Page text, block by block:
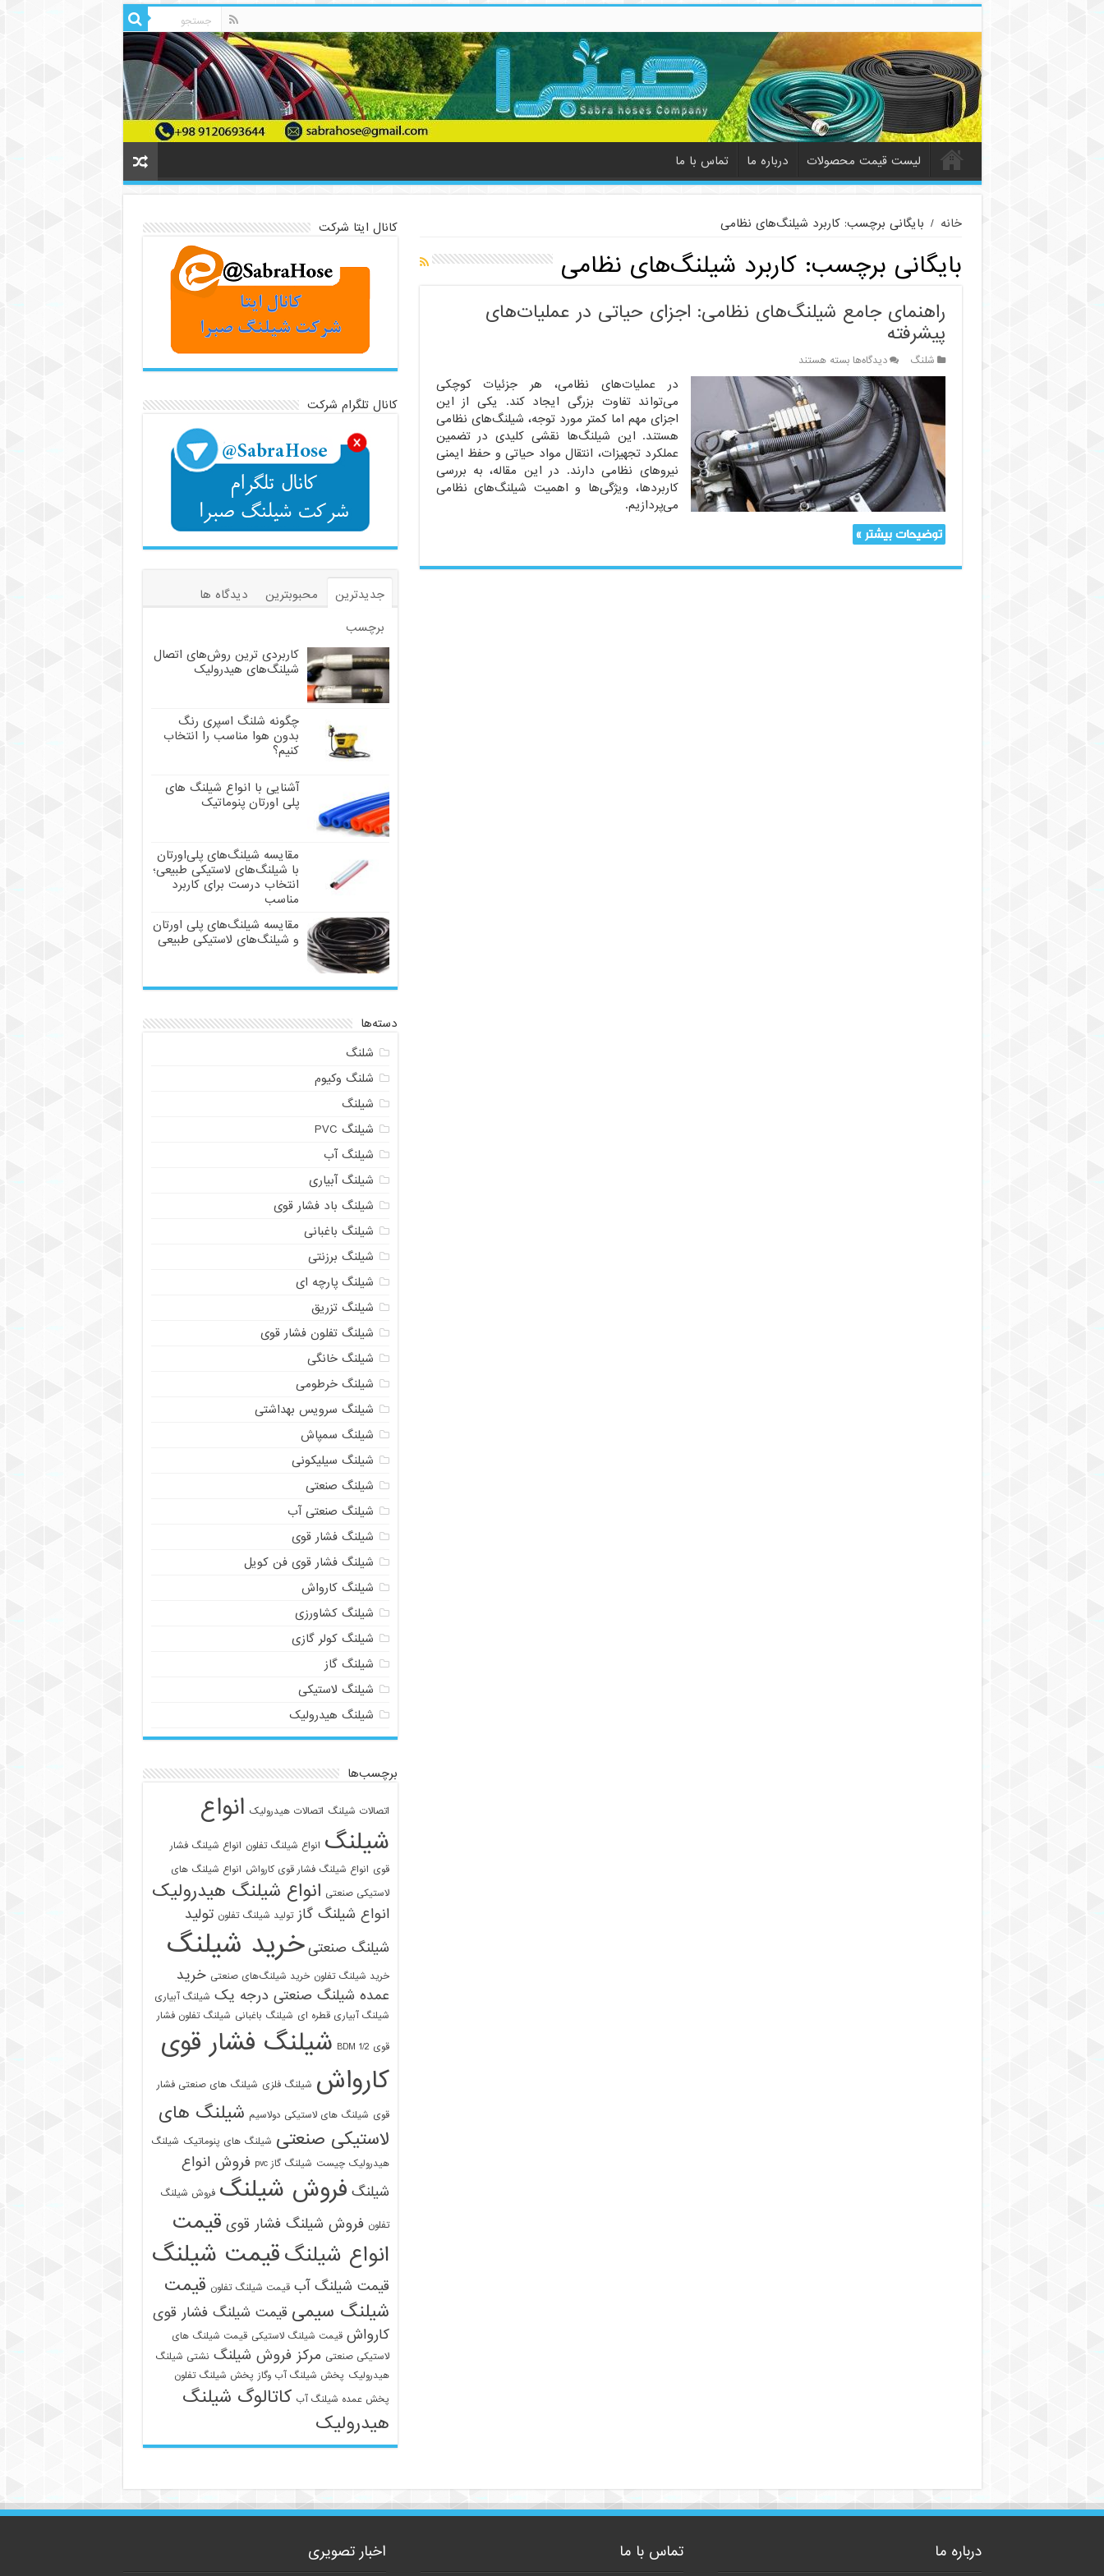
لیست قیمت محصولات درباره ما تماس با ما
خانه / بایگانی برچسب: کاربرد شیلنگ‌های نظامی
بایگانی برچسب:کاربرد شیلنگ‌های نظامی
راهنمای جامع شیلنگ‌های نظامی: اجزای حیاتی در عملیات‌های
پیشرفته
شلنگ دیدگاه‌هابرای
راهنمای
جامع
شیلنگ‌های
نظامی:
اجزای
حیاتی
در
عملیات‌های
پیشرفته
بسته هستند
در عملیات‌های نظامی، هر جزئیات کوچکی
می‌تواند تفاوت بزرگی ایجاد کند. یکی از این
اجزای مهم اما کمتر مورد توجه، شیلنگ‌های نظامی
هستند. این شیلنگ‌ها نقشی کلیدی در تضمین
عملکرد تجهیزات، انتقال مواد حیاتی و حفظ ایمنی
نیروهای نظامی دارند. در این مقاله، به بررسی
کاربردها، ویژگی‌ها و اهمیت شیلنگ‌های نظامی
می‌پردازیم.
توضیحات بیشتر »
کانال ایتا شرکت
کانال تلگرام شرکت
جدیدترین محبوبترین
دیدگاه ها
برچسب
کاربردی ترین روش‌های اتصال
شیلنگ‌های هیدرولیک
چگونه شلنگ اسپری رنگ
بدون هوا مناسب را انتخاب
کنیم؟
آشنایی با انواع شیلنگ های
پلی اورتان پنوماتیک
مقایسه شیلنگ‌های پلی‌اورتان
با شیلنگ‌های لاستیکی طبیعی؛
انتخاب درست برای کاربرد
مناسب
مقایسه شیلنگ‌های پلی اورتان
و شیلنگ‌های لاستیکی طبیعی
دسته‌ها
شلنگ
شلنگ وکیوم
شیلنگ
شیلنگ PVC
شیلنگ آب
شیلنگ آبیاری
شیلنگ باد فشار قوی
شیلنگ باغبانی
شیلنگ برزنتی
شیلنگ پارچه‌ ای
شیلنگ تزریق
شیلنگ تفلون فشار قوی
شیلنگ خانگی
شیلنگ خرطومی
شیلنگ سرویس بهداشتی
شیلنگ سمپاش
شیلنگ سیلیکونی
شیلنگ صنعتی
شیلنگ صنعتی آب
شیلنگ فشار قوی
شیلنگ فشار قوی فن کویل
شیلنگ کارواش
شیلنگ کشاورزی
شیلنگ کولر گازی
شیلنگ گاز
شیلنگ لاستیکی
شیلنگ هیدرولیک
برچسب‌ها
اتصالات شیلنگ اتصالات هیدرولیک انواع
شیلنگ انواع شیلنگ تفلون انواع شیلنگ فشار
قوی انواع شیلنگ فشار قوی کارواش انواع شیلنگ های
لاستیکی صنعتی انواع شیلنگ هیدرولیک
انواع شیلنگ گاز تولید شیلنگ تفلون تولید
شیلنگ صنعتی خرید شیلنگ
خرید شیلنگ تفلون خرید شیلنگ‌های صنعتی خرید
عمده شیلنگ صنعتی درجه یک شیلنگ آبیاری
شیلنگ آبیاری قطره ای شیلنگ باغبانی شیلنگ تفلون فشار
قوی 1/2 BDM
شیلنگ فشار قوی
کارواش شیلنگ فلزی شیلنگ های صنعتی فشار
قوی شیلنگ های لاستیکی دولاسیم شیلنگ های
لاستیکی صنعتی شیلنگ های پنوماتیک شیلنگ
هیدرولیک چیست شیلنگ گاز pvc
فروش انواع
شیلنگ فروش شیلنگ فروش شیلنگ
تفلون فروش شیلنگ فشار قوی قیمت
انواع شیلنگقیمت شیلنگ
قیمت شیلنگ آب قیمت شیلنگ تفلون قیمت
شیلنگ سیمی قیمت شیلنگ فشار قوی
کارواش قیمت شیلنگ لاستیکی قیمت شیلنگ های
لاستیکی صنعتی مرکز فروش شیلنگ نشتی شیلنگ
هیدرولیک پخش شیلنگ آب وگاز پخش شیلنگ تفلون
پخش عمده شیلنگ آب کاتالوگ شیلنگ
هیدرولیک
درباره ما تماس با ما اخبار تصویری